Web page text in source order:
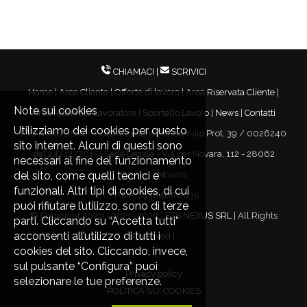
CHIAMACI
SCRIVICI
Home | Area Cliente | Offerte di lavoro | Area Riservata Cliente
Area Riservata Lavoratore| Sportello Lavoro| News
Contatti
ETS NEXUS SRL - Autorizzazione Ministeriale Prot. 39 / 0026240
del 24/12/2015 | Sede Legale - Via per Novara, 112 - 28062
Cameri - Novara
- P.IVA 02364880035
© Copyright 2020 - 2021- 2026 | ETS NEXUS SRL| All Rights
Reserved |
Privacy policy
POLITICA SUI COOKIES
Note sui cookies
Utilizziamo dei cookies per questo
sito internet. Alcuni di questi sono
necessari al fine del funzionamento
del sito, come quelli tecnici e
funzionali. Altri tipi di cookies, di cui
puoi rifiutare l’utilizzo, sono di terze
parti. Cliccando su “Accetta tutti”
acconsenti all’utilizzo di tutti i
cookies del sito. Cliccando, invece,
sul pulsante “Configura” puoi
selezionare le tue preferenze.